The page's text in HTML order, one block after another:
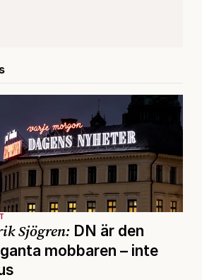
Sjögren: DN är den
mobbaren – inte